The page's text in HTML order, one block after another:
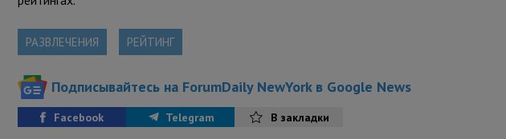
РАЗВЛЕЧЕНИЯ РЕЙТИНГ
Подписывайтесь на ForumDaily NewYork в Google News
Facebook Telegram В закладки